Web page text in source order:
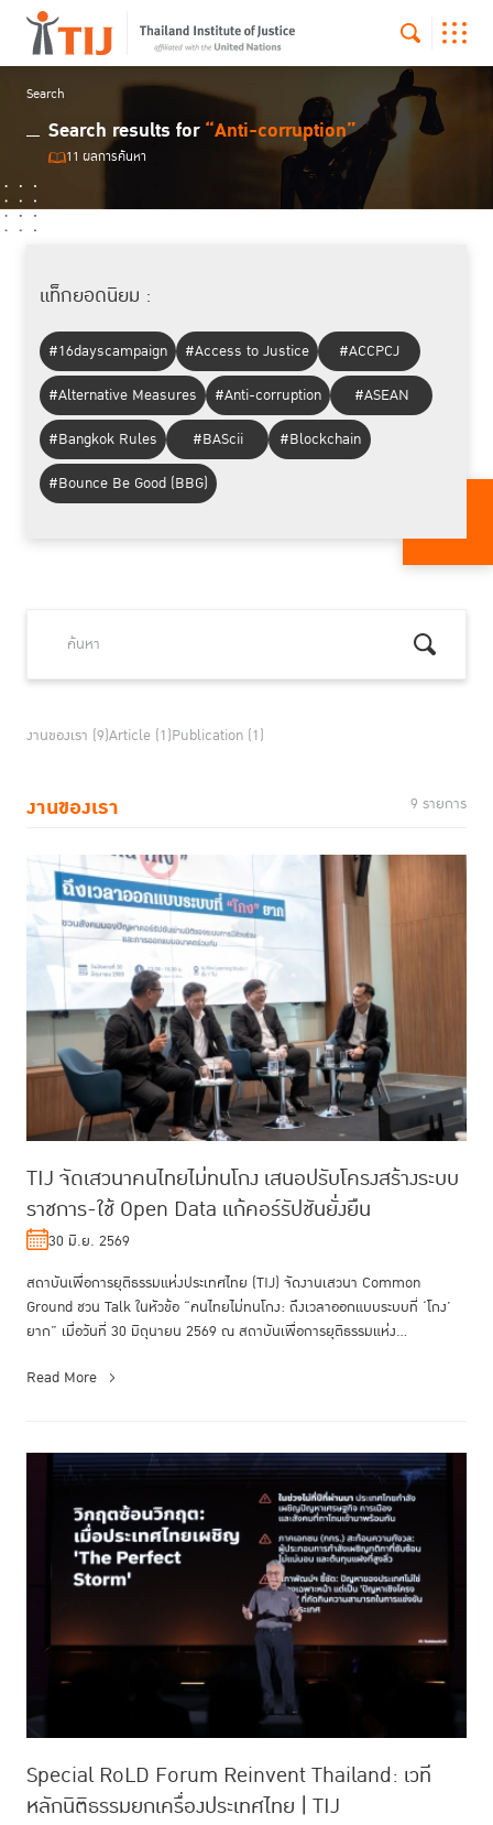
Search
Search results for“Anti-corruption”
11 ผลการค้นหา
แท็กยอดนิยม :
#16dayscampaign #Access to Justice
#ACCPCJ
#Alternative Measures
#Anti-corruption
#ASEAN
#Bangkok Rules
#BAScii
#Blockchain
#Bounce Be Good (BBG)
งานของเรา (9)Article (1)Publication (1)
งานของเรา 9 รายการ
TIJ จัดเสวนาคนไทยไม่ทนโกง เสนอปรับโครงสร้างระบบ
ราชการ-ใช้ Open Data แก้คอร์รัปชันยั่งยืน
30 มิ.ย. 2569
สถาบันเพื่อการยุติธรรมแห่งประเทศไทย (TIJ) จัดงานเสวนา Common
Ground ชวน Talk ในหัวข้อ “คนไทยไม่ทนโกง: ถึงเวลาออกแบบระบบที่ ‘โกง’
ยาก” เมื่อวันที่ 30 มิถุนายน 2569 ณ สถาบันเพื่อการยุติธรรมแห่ง
Read More
Special RoLD Forum Reinvent Thailand: เวที
หลักนิติธรรมยกเครื่องประเทศไทย | TIJ